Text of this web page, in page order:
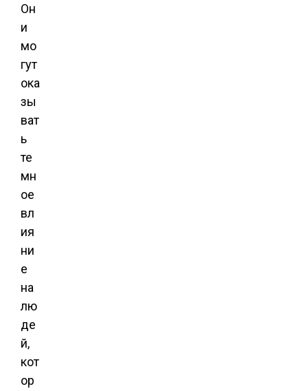
Он
и
мо
гут
ока
зы
ват
ь
те
мн
ое
вл
ия
ни
е
на
лю
де
й,
кот
ор